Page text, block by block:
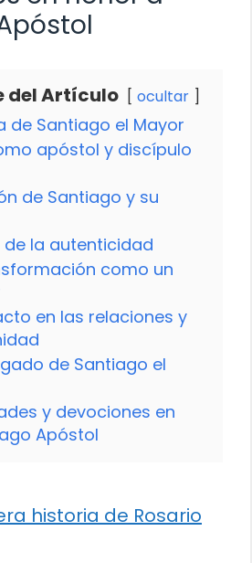
del Artículo ocultar
de Santiago el Mayor
apóstol y discípulo
de Santiago y su
de la autenticidad
como un
en las relaciones y
de Santiago el
y devociones en
Apóstol
historia de Rosario